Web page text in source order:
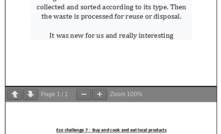
Page 1 / 1 Zoom 100%